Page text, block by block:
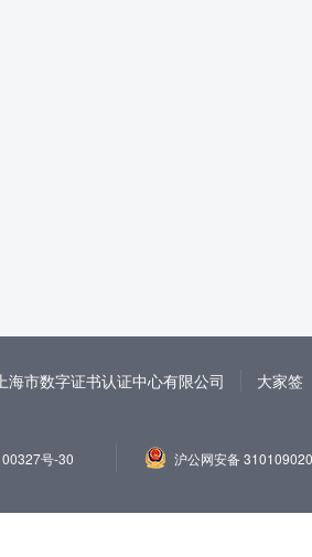
海市数字证书认证中心有限公司 大家签
号-30 沪公网安备